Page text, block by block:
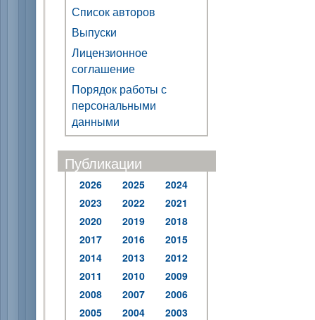
Список авторов
Выпуски
Лицензионное
соглашение
Порядок работы с
персональными
данными
Публикации
2026 2025
2024
2023
2022
2021
2020
2019
2018
2017
2016
2015
2014
2013
2012
2011
2010
2009
2008
2007
2006
2005
2004
2003